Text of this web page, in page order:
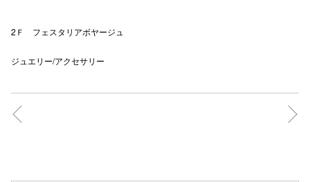
2Ｆ フェスタリアボヤージュ
ジュエリー/アクセサリー